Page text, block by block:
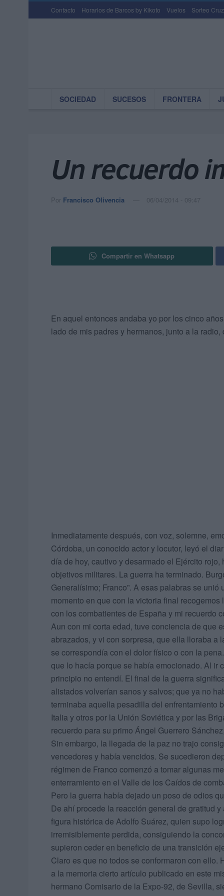
Contacto Horarios de Barcos by Kikoto Vuelos Sorteo
SOCIEDAD SUCESOS FRONTERA
Un recuerdo
Por Francisco Olivencia 06/04/2014 - 09:47
Compartir en Whatsapp
En aquel entonces andaba yo por los cinco
lado de mis padres y hermanos, junto a la
Inmediatamente después, con voz, solemne,
Córdoba, un conocido actor y locutor, leyó el
día de hoy, cautivo y desarmado el Ejército
objetivos militares. La guerra ha terminado.
Generalísimo; Franco”. A esas palabras se
momento en que con la victoria final
con los combatientes de España y mi recuerdo
Aun con mi corta edad, tuve conciencia de que
abrazados, y vi con sorpresa, que ella lloraba
se correspondía con el dolor físico o con la
que lo hacía porque se había emocionado. Al ir
principio no entendí. El final de la guerra
alistados volverían sanos y salvos; que ya no
terminaba aquella pesadilla del enfrentamiento
Italia y otros por la Unión Soviética y por las
recuerdo para su primo Ángel Guerrero
Sin embargo, la llegada de la paz no trajo
vencedores y había vencidos. Se sucedieron
régimen de Franco comenzó a tomar algunas
enterramiento en el Valle de los Caídos de
Pero la guerra había dejado un poso de odios
De ahí procede la reacción general de gratitud
figura histórica de Adolfo Suárez, quien supo
irremisiblemente perdida, consiguiendo la
supieron ceder en beneficio de una transición
Claro es que no todos se conformaron con
a la memoria cierto artículo publicado en este
hermano Comisario de la Expo-92, de Sevilla,